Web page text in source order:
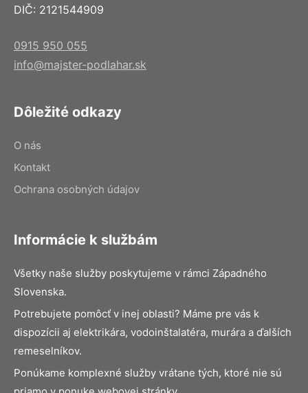
DIČ: 2121544909
0915 950 055
info@majster-podlahar.sk
Dôležité odkazy
O nás
Kontakt
Ochrana osobných údajov
Informácie k službám
Všetky naše služby poskytujeme v rámci Západného
Slovenska.
Potrebujete pomôcť v inej oblasti? Máme pre vás k
dispozícii aj elektrikára, vodoinštalatéra, murára a ďalších
remeselníkov.
Ponúkame komplexné služby vrátane tých, ktoré nie sú